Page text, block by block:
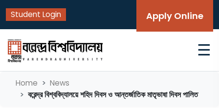
Student Login Apply Online
☰
Home News
বরেন্দ্র বিশ্ববিদ্যালয়ে শহিদ দিবস ও আন্তর্জাতিক মাতৃভাষা দিবস পালিত